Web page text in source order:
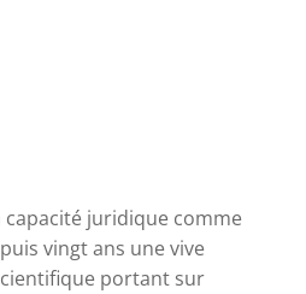
capacité juridique comme
vingt ans une vive
portant sur